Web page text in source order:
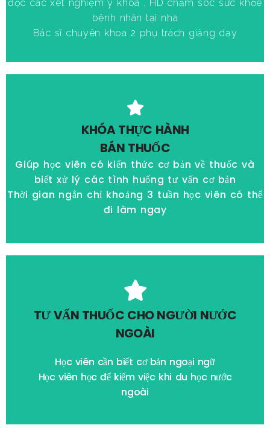
đọc các xét nghiệm y khoa . HD chăm sóc sức khỏe
bệnh nhân tại nhà
Bác sĩ chuyên khoa 2 phụ trách giảng dạy
Quyền lợi học viên
KHÓA THỰC HÀNH
BÁN THUỐC
Giúp học viên có kiến thức cơ bản về thuốc và
biết xử lý các tình huống tư vấn cơ bản
Thời gian ngắn chỉ khoảng 3 tuần học viên có thể
đi làm ngay
Quyền lợi học viên
Giới thiệu việc làm tại các nhà thuốc hoặc chuỗi nhà thuốc
sau tốt nghiệp khóa
Hổ trợ thủ tục CCHN
Xem thêm
TƯ VẤN THUỐC CHO NGƯỜI NƯỚC
NGOÀI
Học viên cần biết cơ bản ngoại ngữ
Học viên học để kiếm việc khi du học nước
ngoài
Quyền lợi học viên
Hổ trợ thủ tục CCHN